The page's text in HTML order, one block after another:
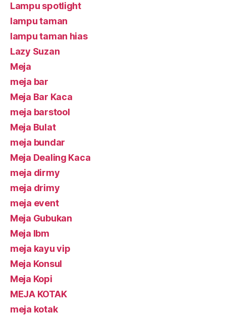
Lampu spotlight
lampu taman
lampu taman hias
Lazy Suzan
Meja
meja bar
Meja Bar Kaca
meja barstool
Meja Bulat
meja bundar
Meja Dealing Kaca
meja dirmy
meja drimy
meja event
Meja Gubukan
Meja Ibm
meja kayu vip
Meja Konsul
Meja Kopi
MEJA KOTAK
meja kotak